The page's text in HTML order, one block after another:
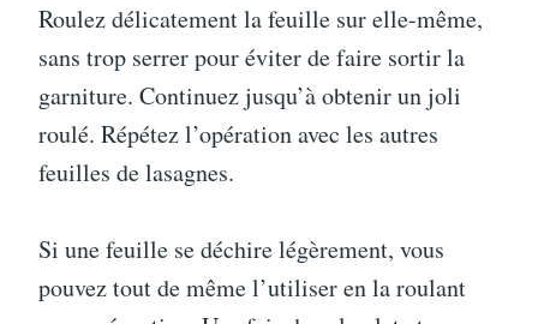
Roulez délicatement la feuille sur elle-même,
sans trop serrer pour éviter de faire sortir la
garniture. Continuez jusqu’à obtenir un joli
roulé. Répétez l’opération avec les autres
feuilles de lasagnes.
Si une feuille se déchire légèrement, vous
pouvez tout de même l’utiliser en la roulant